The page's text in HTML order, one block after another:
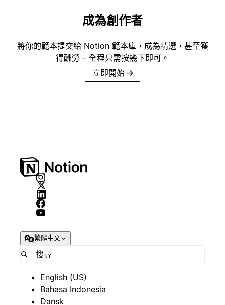
成為創作者
將你的範本提交給 Notion 範本庫，成為精選，甚至獲
得酬勞 – 全程只需按幾下即可。
立即開始 →
繁體中文
English (US)
Bahasa Indonesia
Dansk